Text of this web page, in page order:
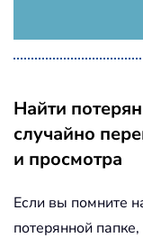
Найти
случайно
и просмотра
Если вы помните
потерянной